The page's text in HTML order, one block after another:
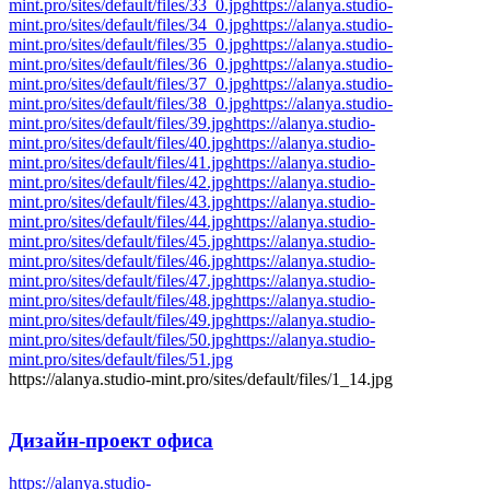
mint.pro/sites/default/files/33_0.jpghttps://alanya.studio-
mint.pro/sites/default/files/34_0.jpghttps://alanya.studio-
mint.pro/sites/default/files/35_0.jpghttps://alanya.studio-
mint.pro/sites/default/files/36_0.jpghttps://alanya.studio-
mint.pro/sites/default/files/37_0.jpghttps://alanya.studio-
mint.pro/sites/default/files/38_0.jpghttps://alanya.studio-
mint.pro/sites/default/files/39.jpghttps://alanya.studio-
mint.pro/sites/default/files/40.jpghttps://alanya.studio-
mint.pro/sites/default/files/41.jpghttps://alanya.studio-
mint.pro/sites/default/files/42.jpghttps://alanya.studio-
mint.pro/sites/default/files/43.jpghttps://alanya.studio-
mint.pro/sites/default/files/44.jpghttps://alanya.studio-
mint.pro/sites/default/files/45.jpghttps://alanya.studio-
mint.pro/sites/default/files/46.jpghttps://alanya.studio-
mint.pro/sites/default/files/47.jpghttps://alanya.studio-
mint.pro/sites/default/files/48.jpghttps://alanya.studio-
mint.pro/sites/default/files/49.jpghttps://alanya.studio-
mint.pro/sites/default/files/50.jpghttps://alanya.studio-
mint.pro/sites/default/files/51.jpg
https://alanya.studio-mint.pro/sites/default/files/1_14.jpg
Дизайн-проектофиса
https://alanya.studio-